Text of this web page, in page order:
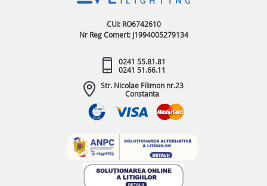
CUI: RO6742610
Nr Reg Comert: J1994005279134
0241 55.81.81
0241 51.66.11
Str. Nicolae Filimon nr.23
Constanta